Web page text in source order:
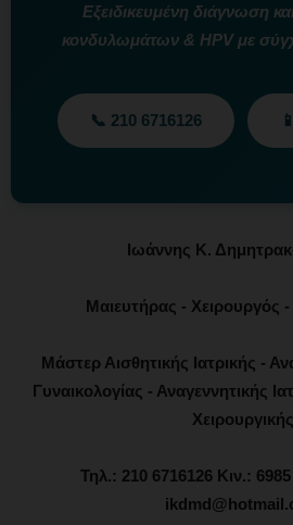
Εξειδικευμένη διάγνωση
κονδυλωμάτων & HPV με
📞 210 6716126
Ιωάννης Κ.
Μαιευτήρας - Χειρουργός
Μάστερ Αισθητικής Ιατρικής -
Γυναικολογίας - Αναγεννητικής
Χειρουργικής
Τηλ.: 210 6716126 Κιν.: